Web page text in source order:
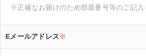
※正確なお届けのため部屋番号等のご記入
Eメールアドレス※